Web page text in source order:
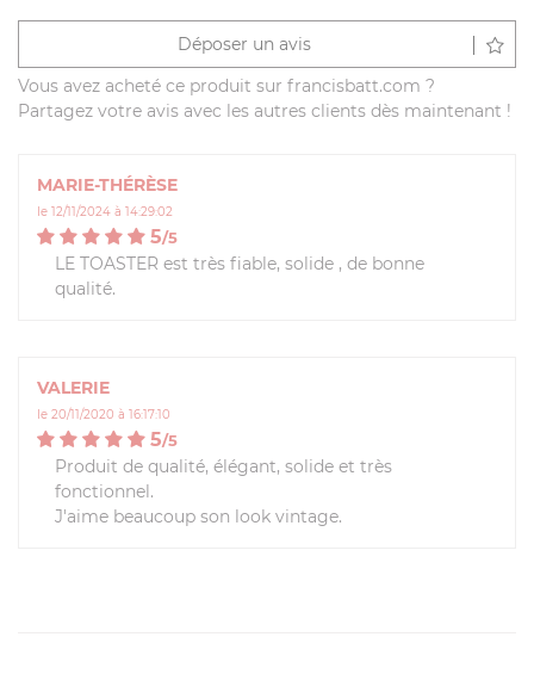
Déposer un avis
Vous avez acheté ce produit sur francisbatt.com ?
Partagez votre avis avec les autres clients dès maintenant !
MARIE-THÉRÈSE
le 12/11/2024 à 14:29:02
5/5
LE TOASTER est très fiable, solide , de bonne
qualité.
VALERIE
le 20/11/2020 à 16:17:10
5/5
Produit de qualité, élégant, solide et très
fonctionnel.
J'aime beaucoup son look vintage.